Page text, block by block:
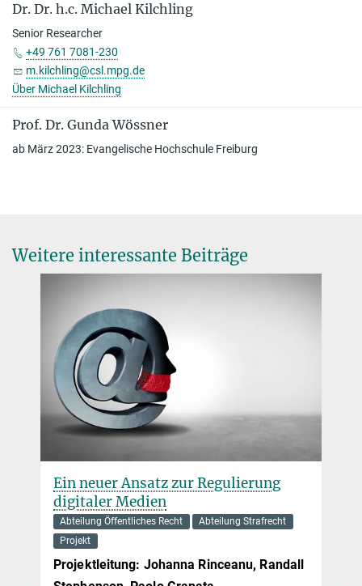
Dr. Dr. h.c. Michael Kilchling
Senior Researcher
+49 761 7081-230
m.kilchling@csl.mpg.de
Über Michael Kilchling
Prof. Dr. Gunda Wössner
ab März 2023: Evangelische Hochschule Freiburg
Weitere interessante Beiträge
Adornos „Sexualtabus und Recht
heute“ – heute
Projekt